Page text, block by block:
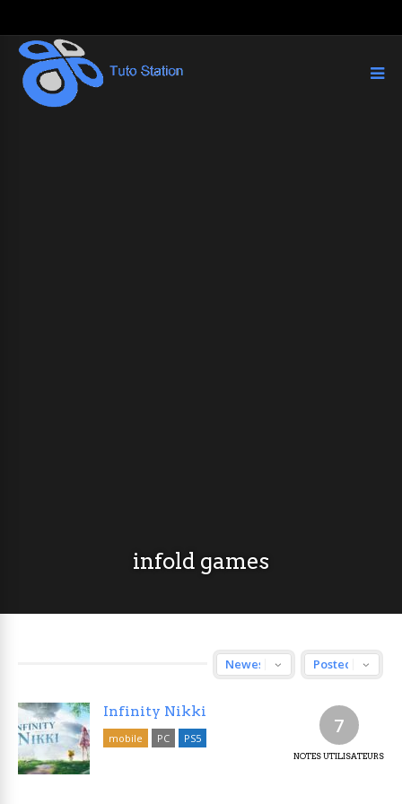
infold games
7
NOTES UTILISATEURS
Infinity Nikki
mobile PC PS5